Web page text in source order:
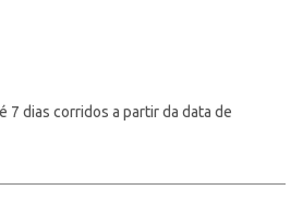
dias corridos a partir da data de